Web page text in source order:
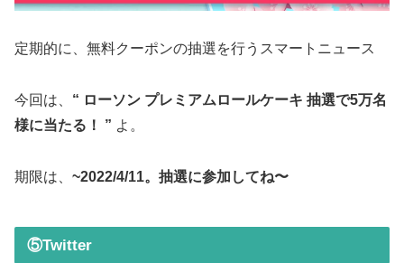
定期的に、無料クーポンの抽選を行うスマートニュース
今回は、 “ ローソン プレミアムロールケーキ 抽選で5万名
様に当たる！ ” よ。
期限は、 ~2022/4/11。抽選に参加してね〜
⑤Twitter